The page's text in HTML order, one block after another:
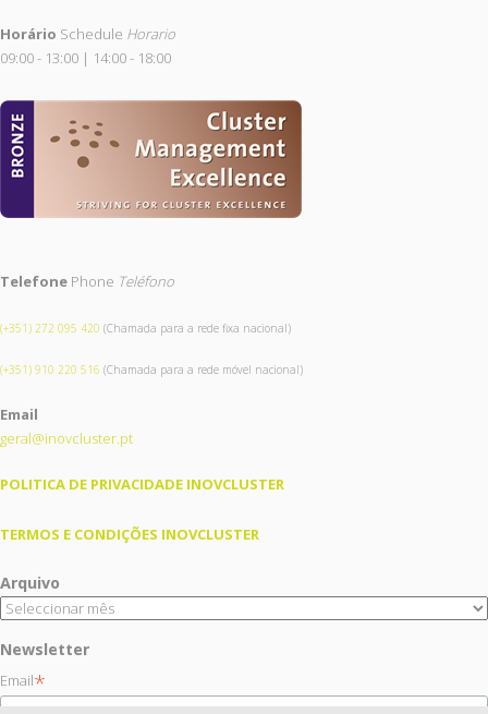
Horário Schedule Horario
09:00 - 13:00 | 14:00 - 18:00
Telefone Phone Teléfono
(+351) 272 095 420 (Chamada para a rede fixa nacional)
(+351) 910 220 516 (Chamada para a rede móvel nacional)
Email
geral@inovcluster.pt
POLITICA DE PRIVACIDADE INOVCLUSTER
TERMOS E CONDIÇÕES INOVCLUSTER
Arquivo
Newsletter
Email*